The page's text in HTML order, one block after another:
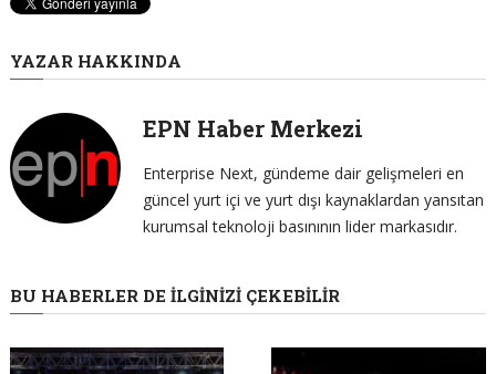
YAZAR HAKKINDA
EPN Haber Merkezi
Enterprise Next, gündeme dair gelişmeleri en
güncel yurt içi ve yurt dışı kaynaklardan yansıtan
kurumsal teknoloji basınının lider markasıdır.
BU HABERLER DE İLGINIZI ÇEKEBILIR